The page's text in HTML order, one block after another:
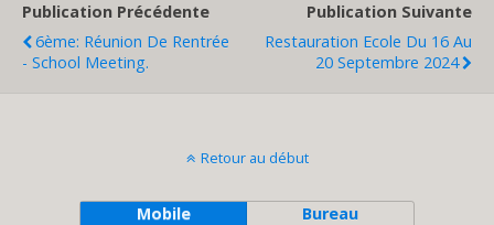
Publication Précédente
6ème: Réunion De Rentrée
- School Meeting.
Publication Suivante
Restauration Ecole Du 16 Au
20 Septembre 2024
Retour au début
Mobile Bureau